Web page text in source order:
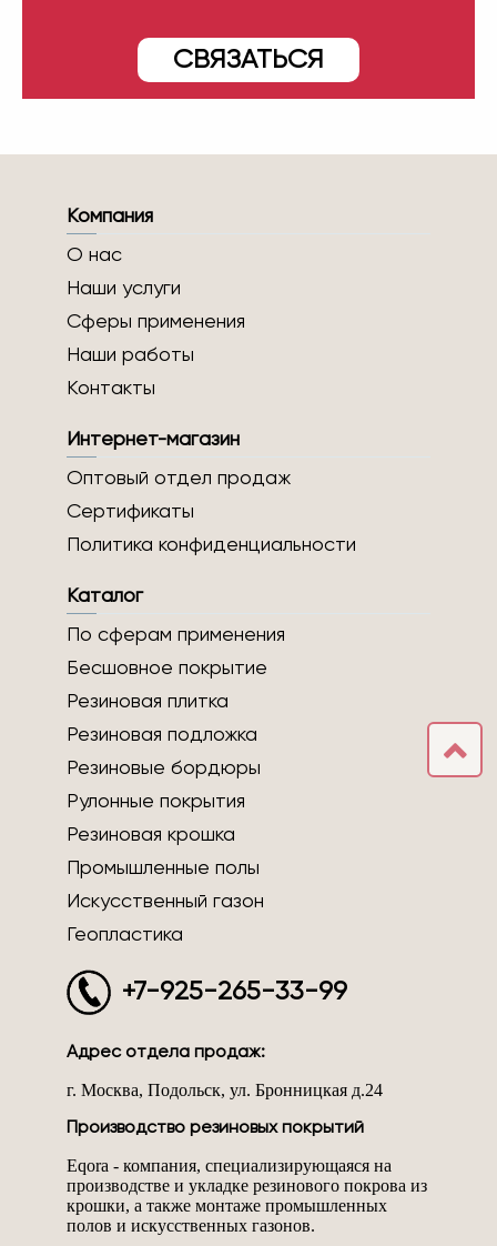
СВЯЗАТЬСЯ
Компания
О нас
Наши услуги
Сферы применения
Наши работы
Контакты
Интернет-магазин
Оптовый отдел продаж
Сертификаты
Политика конфиденциальности
Каталог
По сферам применения
Бесшовное покрытие
Резиновая плитка
Резиновая подложка
Резиновые бордюры
Рулонные покрытия
Резиновая крошка
Промышленные полы
Искусственный газон
Геопластика
+7-925-265-33-99
Адрес отдела продаж:
г. Москва, Подольск, ул. Бронницкая д.24
Производство резиновых покрытий
Eqora - компания, специализирующаяся на
производстве и укладке резинового покрова из
крошки, а также монтаже промышленных
полов и искусственных газонов.